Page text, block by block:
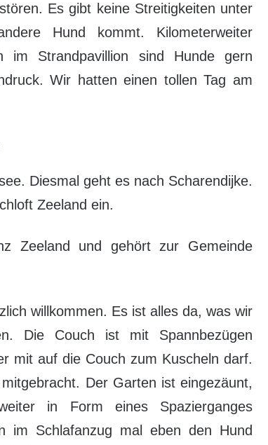
Es gibt keine Streitigkeiten unter
Hund kommt. Kilometerweiter
Strandpavillion sind Hunde gern
Wir hatten einen tollen Tag am
Diesmal geht es nach Scharendijke.
Zeeland ein.
Zeeland und gehört zur Gemeinde
willkommen. Es ist alles da, was wir
Die Couch ist mit Spannbezügen
mit auf die Couch zum Kuscheln darf.
Der Garten ist eingezäunt,
in Form eines Spazierganges
im Schlafanzug mal eben den Hund